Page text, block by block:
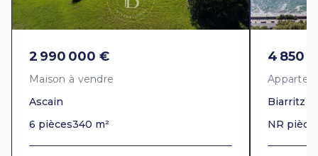
2 990 000 €
Maison à vendre
Ascain
6 pièces340 m²
4 850
Biarritz
NR pièce